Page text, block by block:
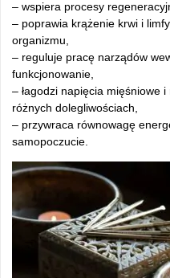
– wspiera procesy
– poprawia krążenie krwi i
organizmu,
– reguluje pracę narządów
funkcjonowanie,
– łagodzi napięcia mięśniowe
różnych dolegliwościach,
– przywraca równowagę
samopoczucie.